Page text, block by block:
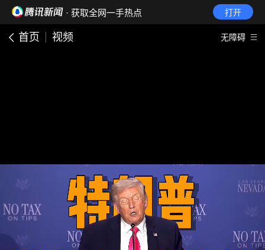
· 获取全网一手热点 打开
首页 视频 无障碍